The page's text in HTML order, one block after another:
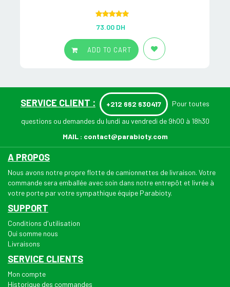
out of 5
73.00 DH
ADD TO CART
SERVICE CLIENT : +212 662 630417 Pour toutes
questions ou demandes du lundi au vendredi de 9h00 à 18h30
MAIL : contact@parabioty.com
A PROPOS
Nous avons notre propre flotte de camionnettes de livraison. Votre
commande sera emballée avec soin dans notre entrepôt et livrée à
votre porte par votre sympathique équipe Parabioty.
SUPPORT
Conditions d'utilisation
Qui somme nous
Livraisons
SERVICE CLIENTS
Mon compte
Historique des commandes